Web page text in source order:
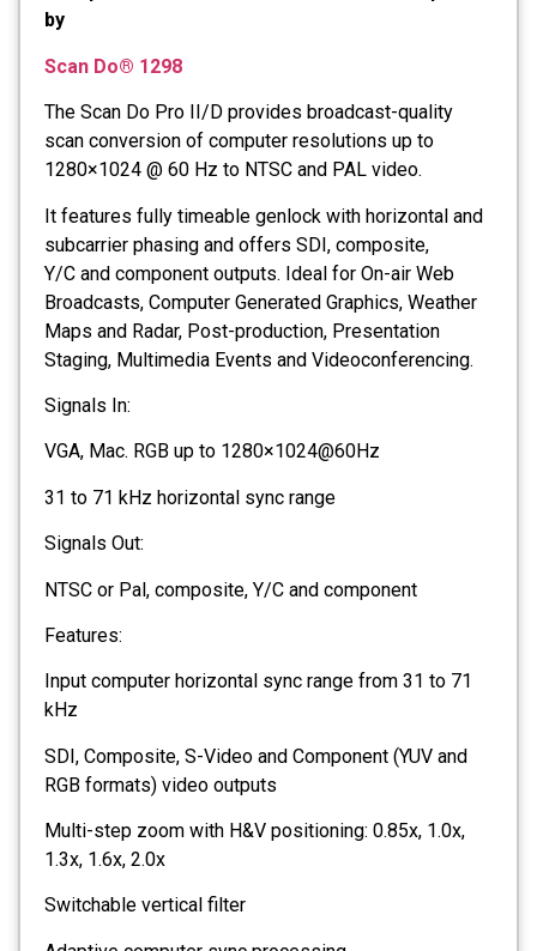
by
Scan Do® 1298
The Scan Do Pro II/D provides broadcast-quality
scan conversion of computer resolutions up to
1280×1024 @ 60 Hz to NTSC and PAL video.
It features fully timeable genlock with horizontal and
subcarrier phasing and offers SDI, composite,
Y/C and component outputs. Ideal for On-air Web
Broadcasts, Computer Generated Graphics, Weather
Maps and Radar, Post-production, Presentation
Staging, Multimedia Events and Videoconferencing.
Signals In:
VGA, Mac. RGB up to 1280×1024@60Hz
31 to 71 kHz horizontal sync range
Signals Out:
NTSC or Pal, composite, Y/C and component
Features:
Input computer horizontal sync range from 31 to 71
kHz
SDI, Composite, S-Video and Component (YUV and
RGB formats) video outputs
Multi-step zoom with H&V positioning: 0.85x, 1.0x,
1.3x, 1.6x, 2.0x
Switchable vertical filter